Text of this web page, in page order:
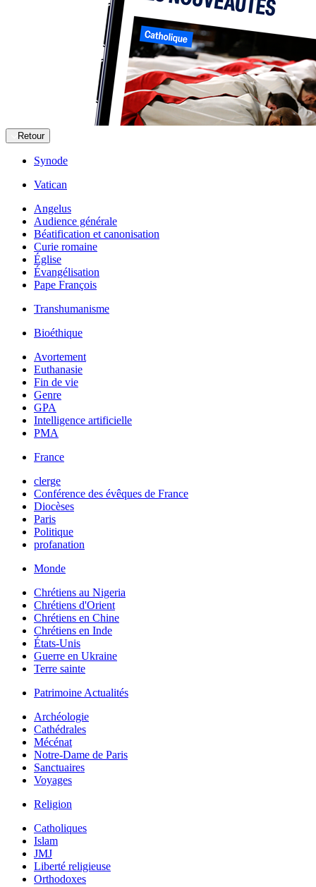
Retour
Synode
Vatican
Angelus
Audience générale
Béatification et canonisation
Curie romaine
Église
Évangélisation
Pape François
Transhumanisme
Bioéthique
Avortement
Euthanasie
Fin de vie
Genre
GPA
Intelligence artificielle
PMA
France
clerge
Conférence des évêques de France
Diocèses
Paris
Politique
profanation
Monde
Chrétiens au Nigeria
Chrétiens d'Orient
Chrétiens en Chine
Chrétiens en Inde
États-Unis
Guerre en Ukraine
Terre sainte
Patrimoine Actualités
Archéologie
Cathédrales
Mécénat
Notre-Dame de Paris
Sanctuaires
Voyages
Religion
Catholiques
Islam
JMJ
Liberté religieuse
Orthodoxes